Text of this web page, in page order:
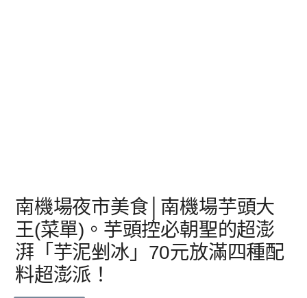
南機場夜市美食│南機場芋頭大
王(菜單)。芋頭控必朝聖的超澎
湃「芋泥剉冰」70元放滿四種配
料超澎派！